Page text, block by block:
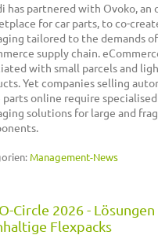
has partnered with Ovoko, an
for car parts, to co-
tailored to the demands
supply chain.
with small parcels and
Yet companies selling
parts online require specialised
solutions for large and
Management-News
Circle 2026 -
Flexpacks